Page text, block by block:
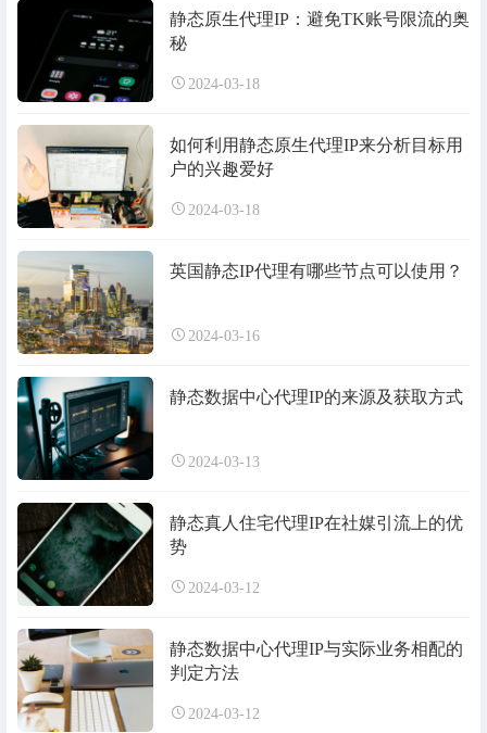
静态原生代理IP：避免TK账号限流的奥
秘
2024-03-18
如何利用静态原生代理IP来分析目标用
户的兴趣爱好
2024-03-18
英国静态IP代理有哪些节点可以使用？
2024-03-16
静态数据中心代理IP的来源及获取方式
2024-03-13
静态真人住宅代理IP在社媒引流上的优
势
2024-03-12
静态数据中心代理IP与实际业务相配的
判定方法
2024-03-12